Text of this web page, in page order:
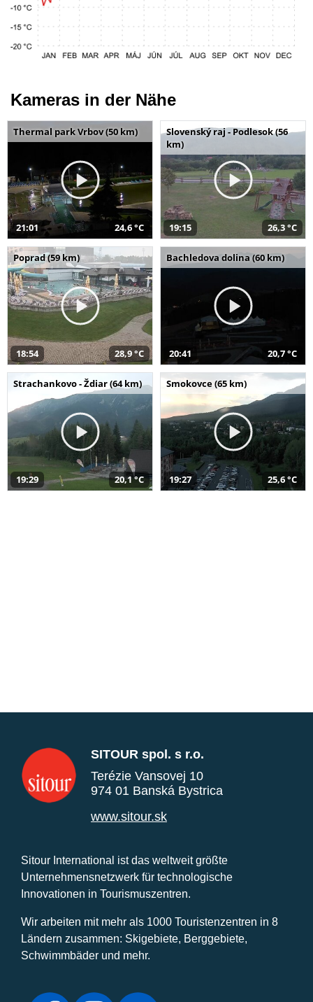
Kameras in der Nähe
Thermal park Vrbov (50 km)
21:01 24,6 °C
Slovenský raj - Podlesok (56
km)
19:15 26,3 °C
Poprad (59 km)
18:54 28,9 °C
Bachledova dolina (60 km)
20:41 20,7 °C
Strachankovo - Ždiar (64 km)
19:29 20,1 °C
Smokovce (65 km)
19:27 25,6 °C
SITOUR spol. s r.o.
Terézie Vansovej 10
974 01 Banská Bystrica
www.sitour.sk
Sitour International ist das weltweit größte
Unternehmensnetzwerk für technologische
Innovationen in Tourismuszentren.
Wir arbeiten mit mehr als 1000 Touristenzentren in 8
Ländern zusammen: Skigebiete, Berggebiete,
Schwimmbäder und mehr.